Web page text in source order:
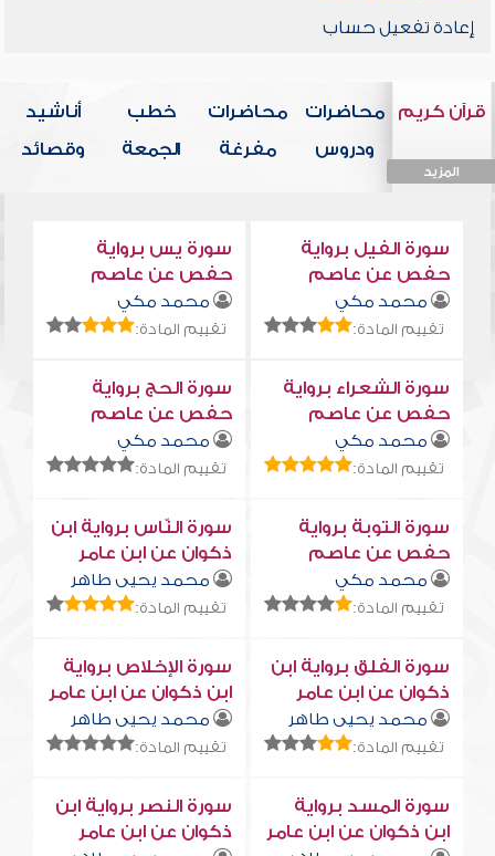
إعادة تفعيل حساب
قرآن كريم
المزيد
محاضرات
ودروس
محاضرات
مفرغة
خطب
الجمعة
أناشيد
وقصائد
سورة الفيل برواية
حفص عن عاصم
محمد مكي
تقييم المادة:
سورة يس برواية
حفص عن عاصم
محمد مكي
تقييم المادة:
سورة الشعراء برواية
حفص عن عاصم
محمد مكي
تقييم المادة:
سورة الحج برواية
حفص عن عاصم
محمد مكي
تقييم المادة:
سورة التوبة برواية
حفص عن عاصم
محمد مكي
تقييم المادة:
سورة النّاس برواية ابن
ذكوان عن ابن عامر
محمد يحيى طاهر
تقييم المادة:
سورة الفلق برواية ابن
ذكوان عن ابن عامر
محمد يحيى طاهر
تقييم المادة:
سورة الإخلاص برواية
ابن ذكوان عن ابن عامر
محمد يحيى طاهر
تقييم المادة:
سورة المسد برواية
ابن ذكوان عن ابن عامر
سورة النصر برواية ابن
ذكوان عن ابن عامر